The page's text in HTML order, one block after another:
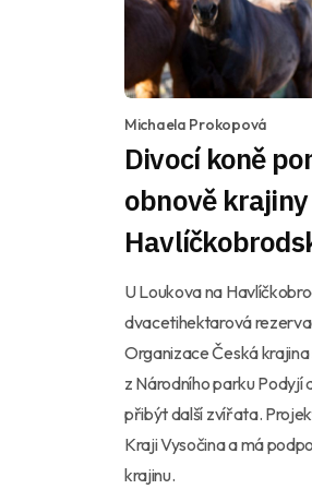
Michaela Prokopová
Divocí koně
obnově
U Loukova na
dvacetihektarová
Organizace Česká
z Národního parku Podyjí
přibýt další zvířata.
Kraji Vysočina a má
krajinu.